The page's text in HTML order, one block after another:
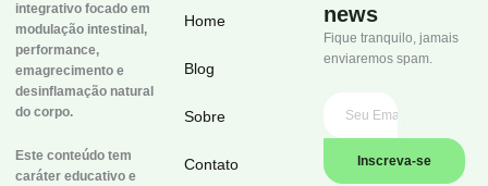
integrativo focado em
modulação intestinal,
performance,
emagrecimento e
desinflamação natural
do corpo.
Este conteúdo tem
caráter educativo e
Home
Blog
Sobre
Contato
news
Fique tranquilo, jamais
enviaremos spam.
Inscreva-se